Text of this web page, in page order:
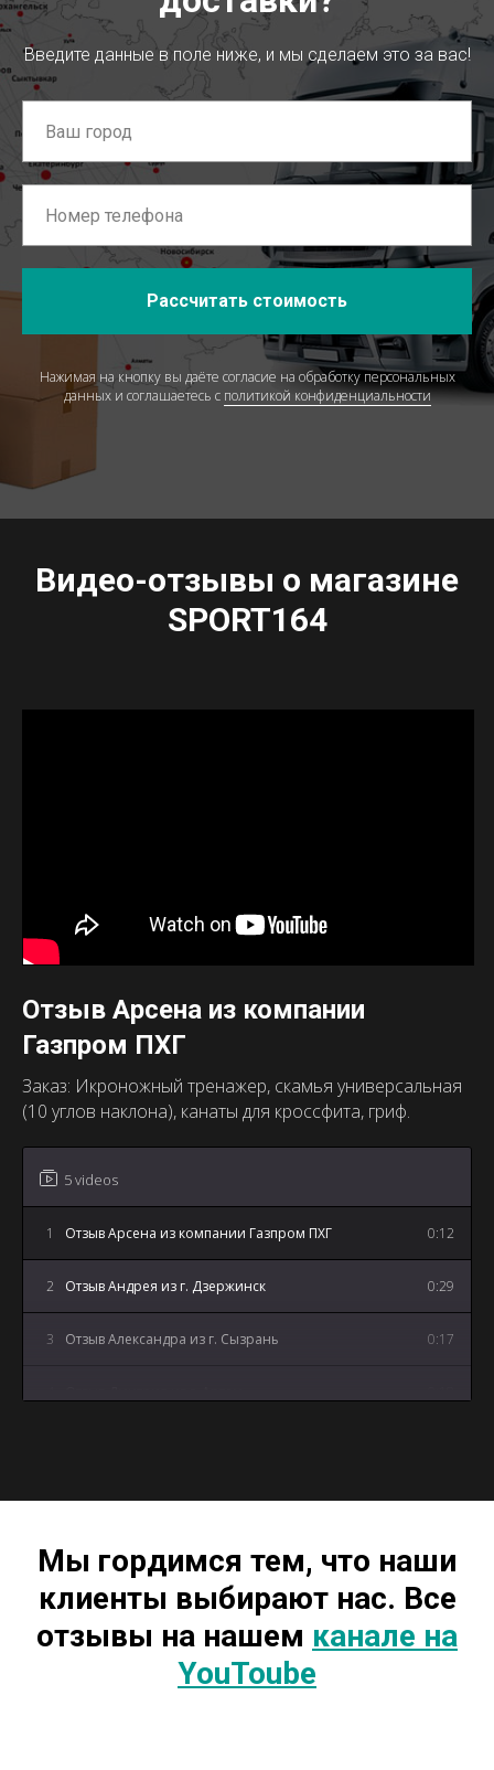
Введите данные в поле ниже, и мы сделаем это за вас!
Рассчитать стоимость
Нажимая на кнопку вы даёте согласие на обработку персональных
данных и соглашаетесь c политикой конфиденциальности
Видео-отзывы о магазине
SPORT164
5 videos
1 Отзыв Арсена из компании Газпром ПХГ 0:12
2 Отзыв Андрея из г. Дзержинск 0:29
3 Отзыв Александра из г. Сызрань 0:17
Отзыв Арсена из компании
Газпром ПХГ
Заказ: Икроножный тренажер, скамья универсальная
(10 углов наклона), канаты для кроссфита, гриф.
Мы гордимся тем, что наши
клиенты выбирают нас. Все
отзывы на нашем канале на
YouToube